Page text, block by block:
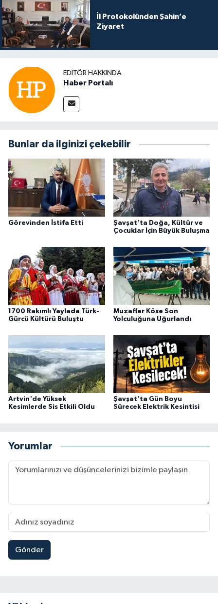
İl Protokolünden Şahin’e
Ziyaret
EDITÖR HAKKINDA
Haber Portalı
Bunlar da ilginizi çekebilir
Görevinden İstifa Etti
Şavşat'ta Doğa, Kültür ve
Çocuklar İçin Büyük Buluşma
1700 Rakımlı Yaylada Türk-
Gürcü Kültürü Buluştu
Muzaffer Köse Son
Yolculuğuna Uğurlandı
Artvin'de Yüksek
Kesimlerde Sis Etkili Oldu
Şavşat'ta Gün Boyu
Sürecek Elektrik Kesintisi
Yorumlar
Gönder